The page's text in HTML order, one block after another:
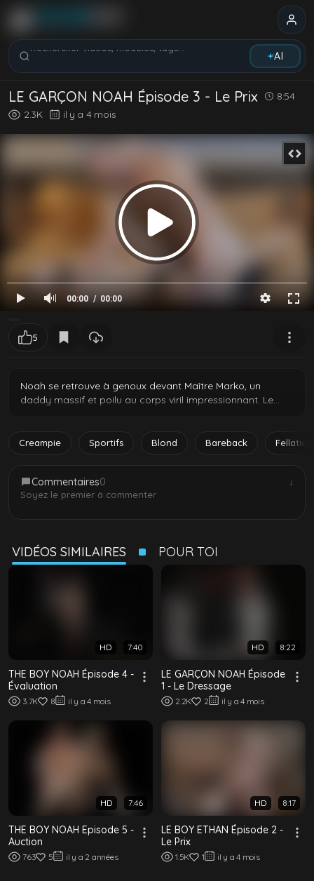
Rechercher vidéos, modèles, tags...
AI
LE GARÇON NOAH Épisode 3 - Le Prix
8:54
2.3K
il y a 4 mois
00:00 00:00
5
Noah se retrouve à genoux devant Maître Marko, un
daddy massif et poilu au corps viril impressionnant. Le
soumission totale. Un épisode brut où le jeune mec
Creampie Sportifs Blond Bareback Fellation
Commentaires0
Soyez le premier à commenter
↓
VIDÉOS SIMILAIRES POUR TOI
HD 7:40
THE BOY NOAH Épisode 4 -
Évaluation
3.7K 8 il y a 4 mois
HD 8:22
LE GARÇON NOAH Épisode
1 - Le Dressage
2.2K 2 il y a 4 mois
HD 7:46
THE BOY NOAH Episode 5 -
Auction
763 5 il y a 2 années
HD 8:17
LE BOY ETHAN Épisode 2 -
Le Prix
1.5K 1 il y a 4 mois